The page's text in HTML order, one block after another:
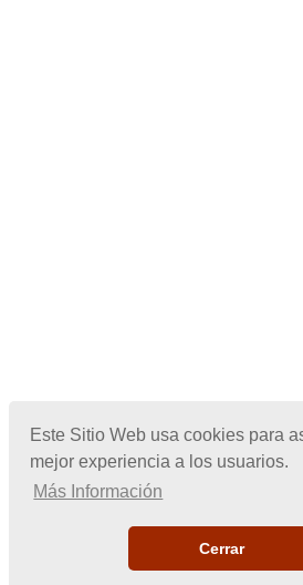
Este Sitio Web usa cookies para
mejor experiencia a los usuarios.
Más Información
Cerrar